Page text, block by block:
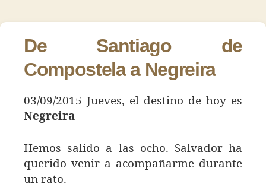
entrada
entrada
–
De Santiago de
Compostela a Negreira
03/09/2015 Jueves, el destino de hoy es
Negreira
Hemos salido a las ocho. Salvador ha
querido venir a acompañarme durante
un rato.